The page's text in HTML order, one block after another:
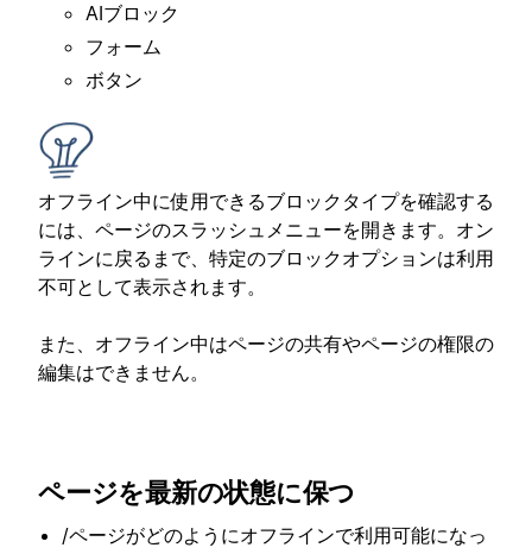
AIブロック
フォーム
ボタン
オフライン中に使用できるブロックタイプを確認する
には、ページのスラッシュメニューを開きます。オン
ラインに戻るまで、特定のブロックオプションは利用
不可として表示されます。
また、オフライン中はページの共有やページの権限の
編集はできません。
ページを最新の状態に保つ
/ページがどのようにオフラインで利用可能になっ